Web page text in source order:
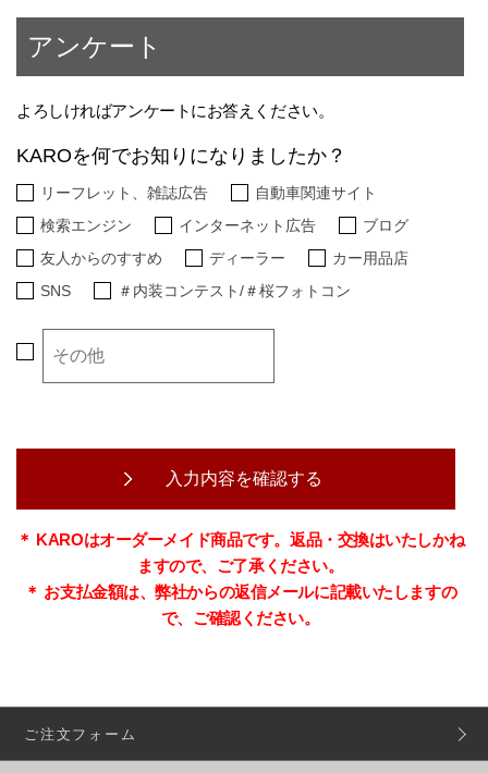
アンケート
よろしければアンケートにお答えください。
KAROを何でお知りになりましたか？
リーフレット、雑誌広告
自動車関連サイト
検索エンジン
インターネット広告
ブログ
友人からのすすめ
ディーラー
カー用品店
SNS
＃内装コンテスト/＃桜フォトコン
そ
他
＊ KAROはオーダーメイド商品です。返品・交換はいたしかね
ますので、ご了承ください。
＊ お支払金額は、弊社からの返信メールに記載いたしますの
で、ご確認ください。
ご注文フォーム